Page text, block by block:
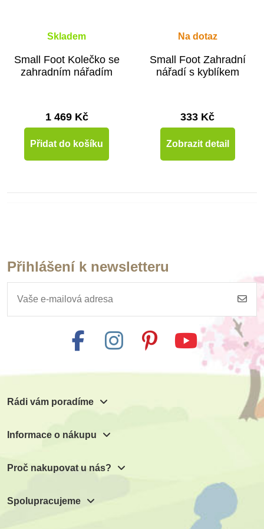
Skladem
Small Foot Kolečko se
zahradním nářadím
1 469 Kč
Přidat do košíku
Na dotaz
Small Foot Zahradní
nářadí s kyblíkem
333 Kč
Zobrazit detail
Přihlášení k newsletteru
Rádi vám poradíme
Informace o nákupu
Proč nakupovat u nás?
Spolupracujeme